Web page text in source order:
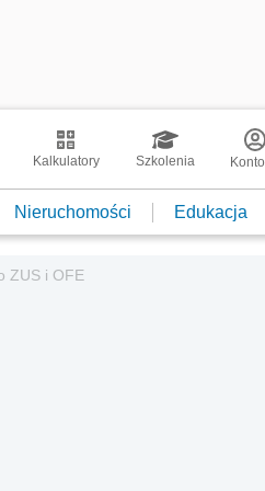
Kalkulatory Szkolenia Konto
Nieruchomości Edukacja
ZUS i OFE